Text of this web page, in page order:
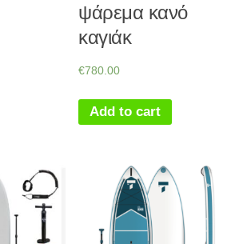
ψάρεμα κανό
καγιάκ
€780.00
Add to cart